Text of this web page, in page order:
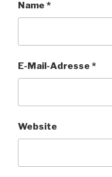
Name *
E-Mail-Adresse *
Website